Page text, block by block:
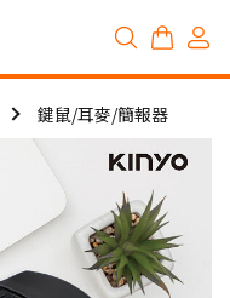
鍵鼠/耳麥/簡報器